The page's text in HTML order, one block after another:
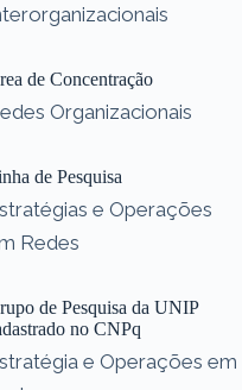
de Concentração
Organizacionais
de Pesquisa
e Operações
Redes
de Pesquisa da UNIP
no CNPq
e Operações em